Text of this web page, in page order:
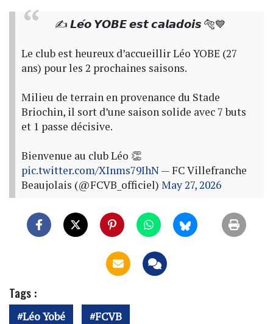
✍️ 𝙇𝙚́𝙤 𝙔𝙊𝘽𝙀 𝙚𝙨𝙩 𝙘𝙖𝙡𝙖𝙙𝙤𝙞𝙨 🐅💙
Le club est heureux d’accueillir Léo YOBE (27
ans) pour les 2 prochaines saisons.
Milieu de terrain en provenance du Stade
Briochin, il sort d’une saison solide avec 7 buts
et 1 passe décisive.
Bienvenue au club Léo 👏
pic.twitter.com/XInms79IhN— FC Villefranche
Beaujolais (@FCVB_officiel) May 27, 2026
Tags :
Léo Yobé FCVB